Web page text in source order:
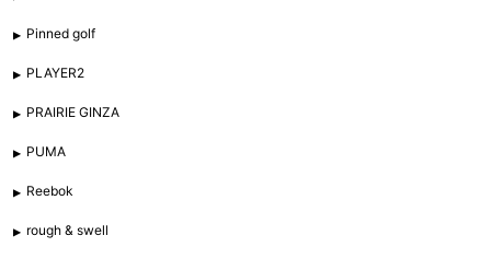
Pinned golf
PLAYER2
PRAIRIE GINZA
PUMA
Reebok
rough & swell